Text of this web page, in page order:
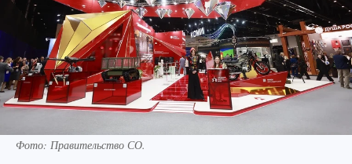
Фото: Правительство СО.